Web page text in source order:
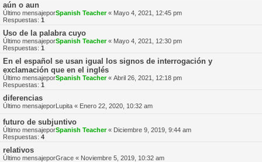
aún o aun
Último mensajeporSpanish Teacher« Mayo 4, 2021, 12:45 pm
Respuestas: 1
Uso de la palabra cuyo
Último mensajeporSpanish Teacher« Mayo 4, 2021, 12:30 pm
Respuestas: 1
En el español se usan igual los signos de interrogación y
exclamación que en el inglés
Último mensajeporSpanish Teacher« Abril 26, 2021, 12:18 pm
Respuestas: 1
diferencias
Último mensajeporLupita « Enero 22, 2020, 10:32 am
futuro de subjuntivo
Último mensajeporSpanish Teacher« Diciembre 9, 2019, 9:44 am
Respuestas: 4
relativos
Último mensajeporGrace « Noviembre 5, 2019, 10:32 am